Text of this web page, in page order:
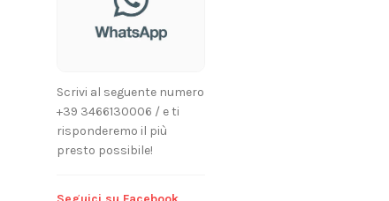
Scrivi al seguente numero
+39 3466130006 / e ti
risponderemo il più
presto possibile!